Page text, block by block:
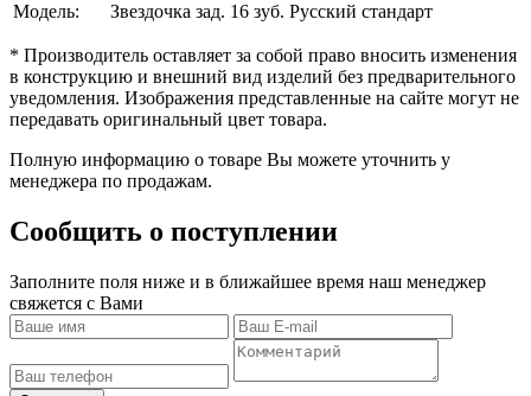
Модель:
Звездочка зад. 16 зуб. Русский стандарт
* Производитель оставляет за собой право вносить изменения
в конструкцию и внешний вид изделий без предварительного
уведомления. Изображения представленные на сайте могут не
передавать оригинальный цвет товара.
Полную информацию о товаре Вы можете уточнить у
менеджера по продажам.
Сообщить о поступлении
Заполните поля ниже и в ближайшее время наш менеджер
свяжется с Вами